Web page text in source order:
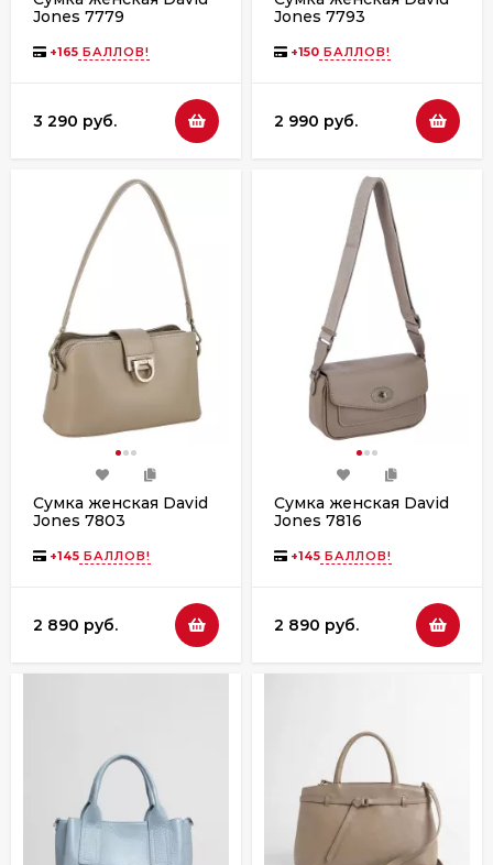
Jones 7779
+165 БАЛЛОВ!
3 290 руб.
Jones 7793
+150 БАЛЛОВ!
2 990 руб.
Сумка женская David
Jones 7803
+145 БАЛЛОВ!
2 890 руб.
Сумка женская David
Jones 7816
+145 БАЛЛОВ!
2 890 руб.